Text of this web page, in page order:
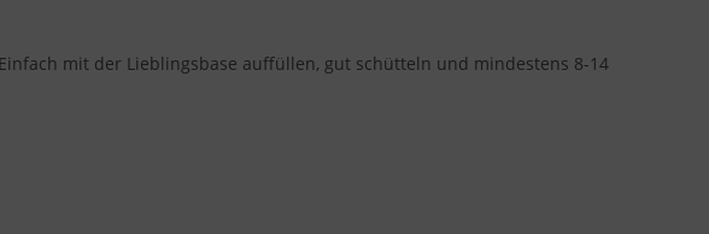
mit der Lieblingsbase auffüllen, gut schütteln und mindestens 8-14